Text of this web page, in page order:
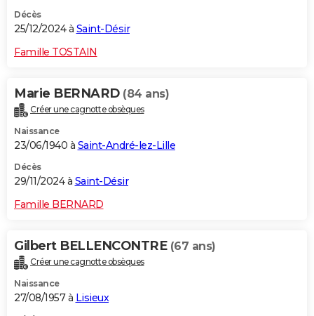
Décès
25/12/2024 à Saint-Désir
Famille TOSTAIN
Marie BERNARD (84 ans)
Créer une cagnotte obsèques
Naissance
23/06/1940 à Saint-André-lez-Lille
Décès
29/11/2024 à Saint-Désir
Famille BERNARD
Gilbert BELLENCONTRE (67 ans)
Créer une cagnotte obsèques
Naissance
27/08/1957 à Lisieux